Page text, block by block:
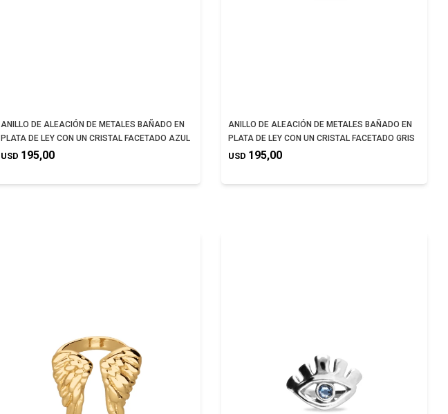
ANILLO DE ALEACIÓN DE METALES BAÑADO EN
PLATA DE LEY CON UN CRISTAL FACETADO AZUL
USD 195,00
ANILLO DE ALEACIÓN DE METALES BAÑADO EN
PLATA DE LEY CON UN CRISTAL FACETADO GRIS
USD 195,00